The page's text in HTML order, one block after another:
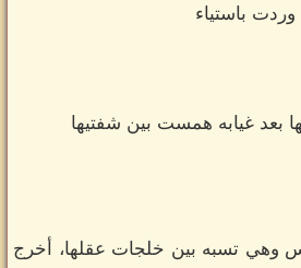
باستياء
بعد غيابه همست بين شفتيها
وهي تسبه بين خلجات عقلها، أخرج